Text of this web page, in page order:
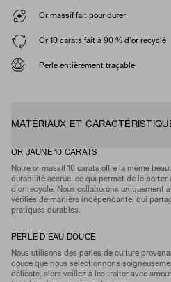
Or massif fait pour durer
Or 10 carats fait à 90 % d'or recyclé
Perle entièrement traçable
MATÉRIAUX ET
OR JAUNE 10 CARATS
Notre or massif 10 carats offre la même
durabilité accrue, ce qui permet de le
d’or recyclé. Nous collaborons uniquement
vérifiés de manière indépendante, qui
pratiques durables.
PERLE D'EAU DOUCE
Nous utilisons des perles de culture
douce que nous sélectionnons
délicate, alors veillez à les traiter avec